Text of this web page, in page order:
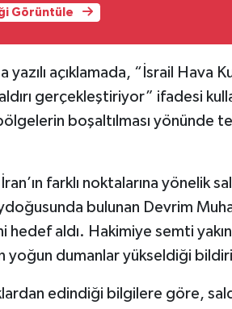
Görüntüle
yazılı açıklamada, “İsrail Hava
gerçekleştiriyor” ifadesi
boşaltılması yönünde
farklı noktalarına yönelik
bulunan Devrim
hedef aldı. Hakimiye semti
yoğun dumanlar yükseldiği
edindiği bilgilere göre,